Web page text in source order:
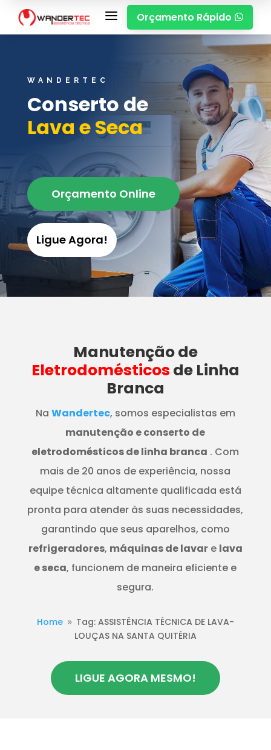
a Orçamento Rápido 
WANDERTEC
Conserto de
Lava e Seca
Orçamento Online
Ligue Agora!
Manutençãode
Eletrodomésticos de Linha
Branca
Na Wandertec, somos especialistas em
manutenção e conserto de
eletrodomésticos de linha branca . Com
mais de 20 anos de experiência, nossa
equipe técnica altamente qualificada está
pronta para atender às suas necessidades,
garantindo que seus aparelhos, como
refrigeradores, máquinas de lavare lava
e seca, funcionem de maneira eficiente e
segura.
Home 9 Tag: ASSISTÊNCIA TÉCNICA DE LAVA-
LOUÇAS NA SANTA QUITÉRIA
LIGUE AGORA MESMO!